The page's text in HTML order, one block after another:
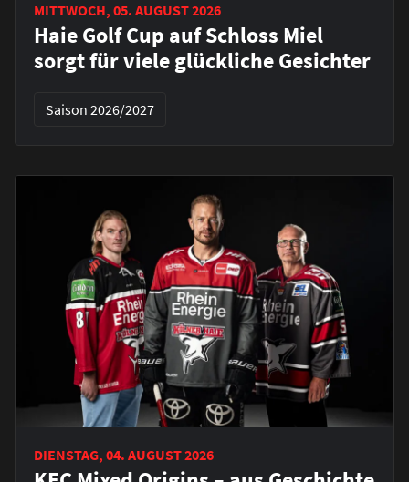
MITTWOCH, 05. AUGUST 2026
Haie Golf Cup auf Schloss Miel
sorgt für viele glückliche Gesichter
Saison 2026/2027
DIENSTAG, 04. AUGUST 2026